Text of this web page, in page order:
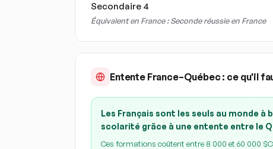
Secondaire 4
Équivalent en France :Seconde réussie en France
Entente France–Québec : ce qu'il
Les Français sont les seuls au monde
scolarité grâce à une entente entre le
Ces formations coûtent entre 8 000 et 60 000